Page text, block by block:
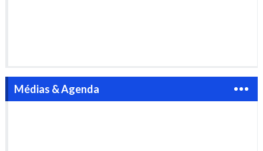
Médias & Agenda